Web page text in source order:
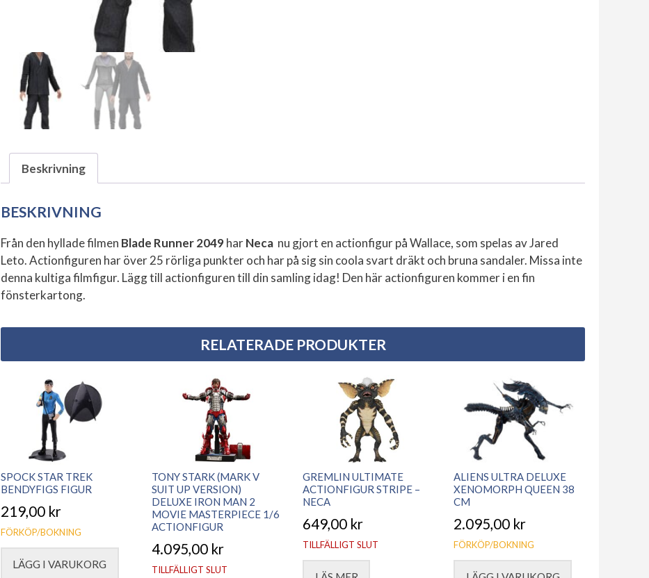
Beskrivning
BESKRIVNING
Från den hyllade filmen Blade Runner 2049harNeca nu gjort en actionfigur på Wallace, som spelas av Jared
Leto. Actionfiguren har över 25 rörliga punkter och har på sig sin coola svart dräkt och bruna sandaler. Missa inte
denna kultiga filmfigur. Lägg till actionfiguren till din samling idag! Den här actionfiguren kommer i en fin
fönsterkartong.
RELATERADE PRODUKTER
SPOCK STAR TREK
BENDYFIGS FIGUR
219,00 kr
FÖRKÖP/BOKNING
LÄGG I VARUKORG
TONY STARK (MARK V
SUIT UP VERSION)
DELUXE IRON MAN 2
MOVIE MASTERPIECE 1/6
ACTIONFIGUR
4.095,00 kr
TILLFÄLLIGT SLUT
GREMLIN ULTIMATE
ACTIONFIGUR STRIPE –
NECA
649,00 kr
TILLFÄLLIGT SLUT
ALIENS ULTRA DELUXE
XENOMORPH QUEEN 38
CM
2.095,00 kr
FÖRKÖP/BOKNING